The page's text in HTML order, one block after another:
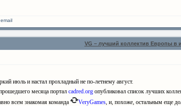
VG – лучший коллектив Европы в
июль и настал прохладный не по-летнему август.
месяца портал cadred.org опубликовал список лучших
всем знакомая команда
VeryGames, и, похоже, остальным еще